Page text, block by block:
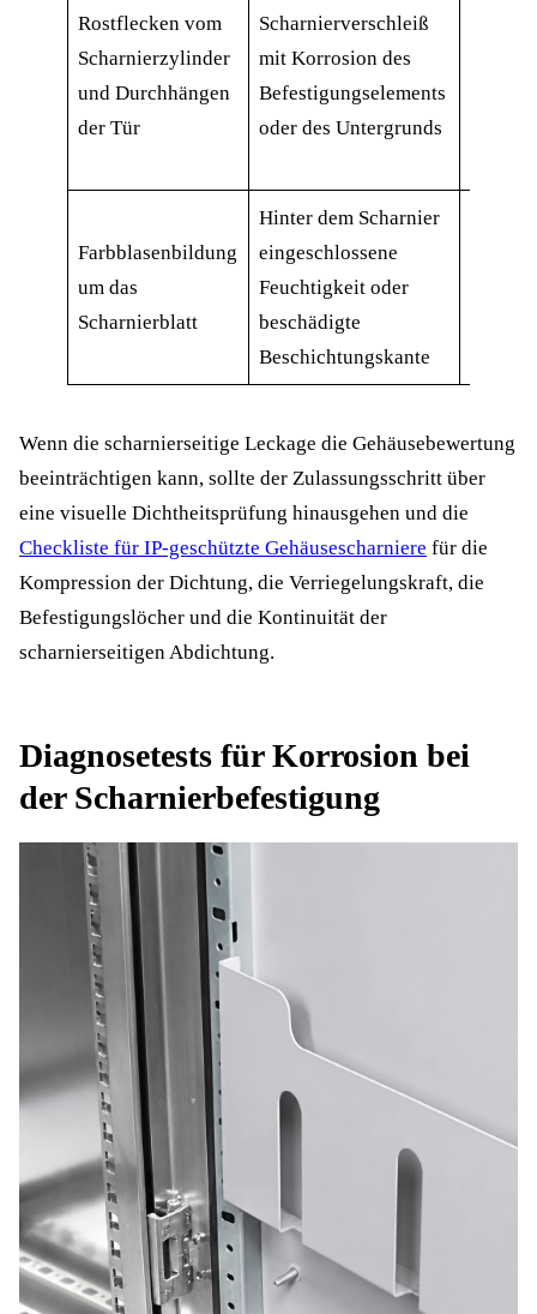
Rostflecken vom
Scharnierzylinder
und Durchhängen
der Tür
Scharnierverschleiß
mit Korrosion des
Befestigungselements
oder des Untergrunds
Farbblasenbildung
um das
Scharnierblatt
Hinter dem Scharnier
eingeschlossene
Feuchtigkeit oder
beschädigte
Beschichtungskante
Wenn die scharnierseitige Leckage die Gehäusebewertung
beeinträchtigen kann, sollte der Zulassungsschritt über
eine visuelle Dichtheitsprüfung hinausgehen und die
Checkliste für IP-geschützte Gehäusescharniere für die
Kompression der Dichtung, die Verriegelungskraft, die
Befestigungslöcher und die Kontinuität der
scharnierseitigen Abdichtung.
Diagnosetests für Korrosion bei
der Scharnierbefestigung